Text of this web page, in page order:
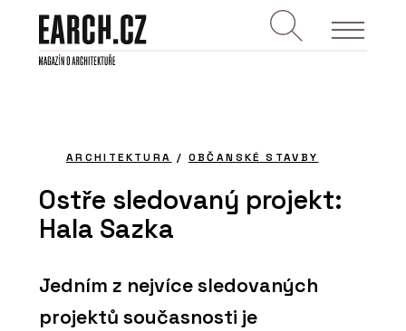
ARCHITEKTURA / OBČANSKÉ STAVBY
Ostře sledovaný projekt:
Hala Sazka
Jedním z nejvíce sledovaných
projektů současnosti je